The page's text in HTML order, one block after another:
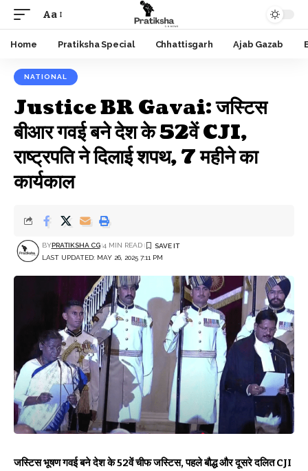
Font
Resizer
Aa
Home Pratiksha Special Chhattisgarh Ajab Gazab
NATIONAL
Justice BR Gavai: जस्टिस
बीआर गवई बने देश के 52वें CJI,
राष्ट्रपति ने दिलाई शपथ, 7 महीने का
कार्यकाल
LAST UPDATED: MAY 26, 2025 7:11 PM
BYPRATIKSHA CG 4 MIN READ
जस्टिस भूषण गवई बने देश के 52वें चीफ जस्टिस, पहले बौद्ध और दूसरे दलित CJI